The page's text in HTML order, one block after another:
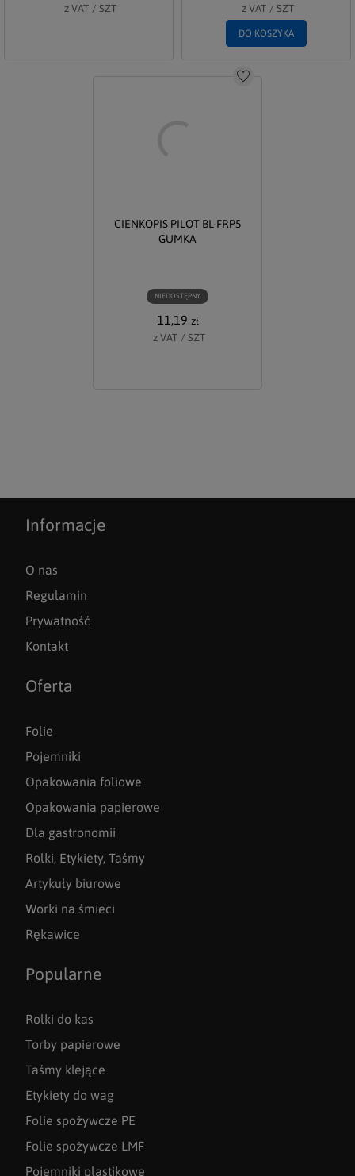
z VAT / SZT
z VAT / SZT
DO KOSZYKA
Do schowka
CIENKOPIS PILOT BL-FRP5
GUMKA
NIEDOSTĘPNY
11,19 zł
z VAT / SZT
Informacje
O nas
Regulamin
Prywatność
Kontakt
Oferta
Folie
Pojemniki
Opakowania foliowe
Opakowania papierowe
Dla gastronomii
Rolki, Etykiety, Taśmy
Artykuły biurowe
Worki na śmieci
Rękawice
Popularne
Rolki do kas
Torby papierowe
Taśmy klejące
Etykiety do wag
Folie spożywcze PE
Folie spożywcze LMF
Pojemniki plastikowe